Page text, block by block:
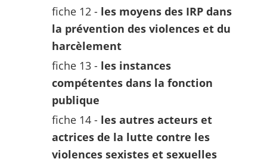
fiche 12 - les moyens des IRP dans
la prévention des violences et du
harcèlement
fiche 13 - les instances
compétentes dans la fonction
publique
fiche 14 - les autres acteurs et
actrices de la lutte contre les
violences sexistes et sexuelles